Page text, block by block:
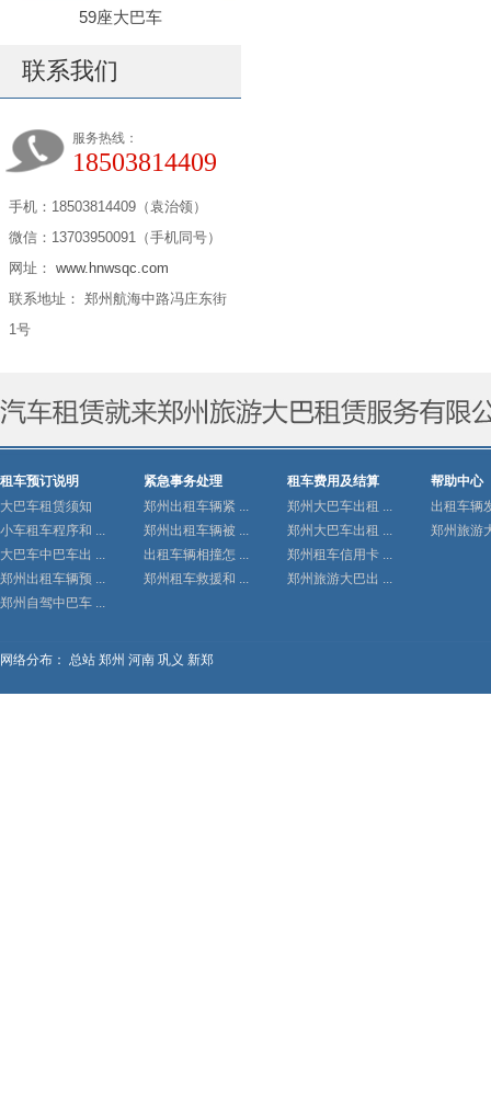
59座大巴车
联系我们
服务热线：
18503814409
手机：18503814409（袁治领）
微信：13703950091（手机同号）
网址： www.hnwsqc.com
联系地址： 郑州航海中路冯庄东街
1号
租车预订说明
大巴车租赁须知
小车租车程序和 ...
大巴车中巴车出 ...
郑州出租车辆预 ...
郑州自驾中巴车 ...
紧急事务处理
郑州出租车辆紧 ...
郑州出租车辆被 ...
出租车辆相撞怎 ...
郑州租车救援和 ...
租车费用及结算
郑州大巴车出租 ...
郑州大巴车出租 ...
郑州租车信用卡 ...
郑州旅游大巴出 ...
帮助中心
出租车辆
郑州旅游
网络分布： 总站 郑州 河南 巩义 新郑